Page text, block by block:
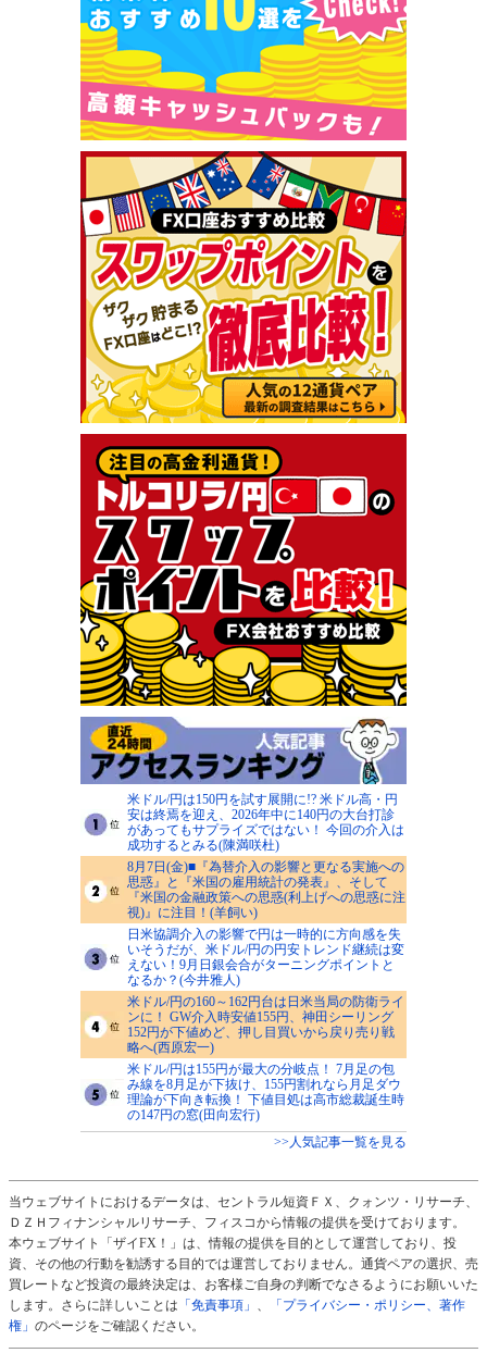
米ドル/円は150円を試す展開に!? 米ドル高・円
安は終焉を迎え、2026年中に140円の大台打診
があってもサプライズではない！ 今回の介入は
成功するとみる(陳満咲杜)
8月7日(金)■『為替介入の影響と更なる実施への
思惑』と『米国の雇用統計の発表』、そして
『米国の金融政策への思惑(利上げへの思惑に注
視)』に注目！(羊飼い)
日米協調介入の影響で円は一時的に方向感を失
いそうだが、米ドル/円の円安トレンド継続は変
えない！9月日銀会合がターニングポイントと
なるか？(今井雅人)
米ドル/円の160～162円台は日米当局の防衛ライ
ンに！ GW介入時安値155円、神田シーリング
152円が下値めど、押し目買いから戻り売り戦
略へ(西原宏一)
米ドル/円は155円が最大の分岐点！ 7月足の包
み線を8月足が下抜け、155円割れなら月足ダウ
理論が下向き転換！ 下値目処は高市総裁誕生時
の147円の窓(田向宏行)
>>人気記事一覧を見る
当ウェブサイトにおけるデータは、セントラル短資ＦＸ、クォンツ・リサーチ、
ＤＺＨフィナンシャルリサーチ、フィスコから情報の提供を受けております。
本ウェブサイト「ザイFX！」は、情報の提供を目的として運営しており、投
資、その他の行動を勧誘する目的では運営しておりません。通貨ペアの選択、売
買レートなど投資の最終決定は、お客様ご自身の判断でなさるようにお願いいた
します。さらに詳しいことは 「免責事項」
「プライバシー・ポリシー、著作
権」 のページをご確認ください。